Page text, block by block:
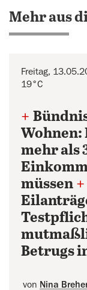
Mehr aus
Freitag,
19°C
+
mehr als
müssen +
Betrugs
von Nina